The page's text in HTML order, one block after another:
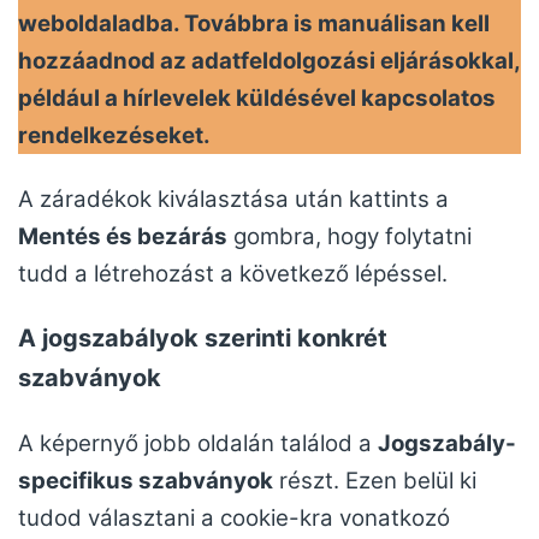
weboldaladba. Továbbra is manuálisan kell
hozzáadnod az adatfeldolgozási eljárásokkal,
például a hírlevelek küldésével kapcsolatos
rendelkezéseket.
A záradékok kiválasztása után kattints a
Mentés és bezárás gombra, hogy folytatni
tudd a létrehozást a következő lépéssel.
A jogszabályok szerinti konkrét
szabványok
A képernyő jobb oldalán találod a Jogszabály-
specifikus szabványok részt. Ezen belül ki
tudod választani a cookie-kra vonatkozó